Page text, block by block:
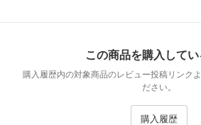
この商品を購入して
購入履歴内の対象商品のレビュー投稿リンク
ださい。
購入履歴